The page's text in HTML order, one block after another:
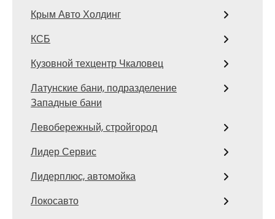
Крым Авто Холдинг
КСБ
Кузовной техцентр Чкаловец
Латунские бани, подразделение
Западные бани
Левобережный, стройгород
Лидер Сервис
Лидерплюс, автомойка
Локосавто